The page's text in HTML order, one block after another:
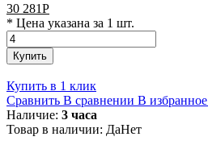
30 281Р
* Цена указана за 1 шт.
Купить
Купить в 1 клик
Сравнить В сравнении В избранное
Наличие: 3 часа
Товар в наличии: ДаНет